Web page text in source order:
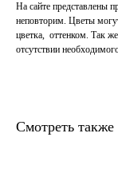
На сайте представлены
неповторим. Цветы
цветка, оттенком. Так
отсутствии
Смотреть также